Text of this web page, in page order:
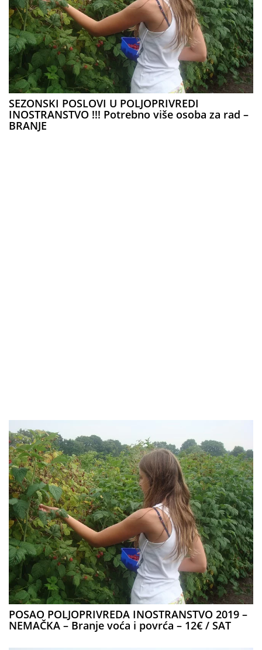
SEZONSKI POSLOVI U POLJOPRIVREDI
INOSTRANSTVO !!! Potrebno više osoba za rad –
BRANJE
POSAO POLJOPRIVREDA INOSTRANSTVO 2019 –
NEMAČKA – Branje voća i povrća – 12€ / SAT